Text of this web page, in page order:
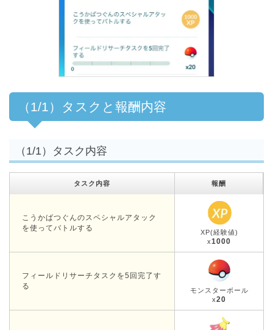
（1/1）タスクと報酬内容
（1/1）タスク内容
タスク内容 報酬
こうかばつぐんのスペシャルアタック
を使ってバトルする
XP(経験値)
x1000
フィールドリサーチタスクを5回完了す
る
モンスターボール
x20